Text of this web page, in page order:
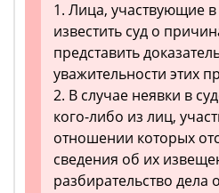
1. Лица, участвующие
известить суд о
представить
уважительности этих
2. В случае неявки в
кого-либо из лиц,
отношении которых
сведения об их
разбирательство дела